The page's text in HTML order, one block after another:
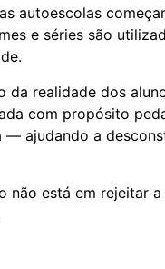
autoescolas
e séries são
da realidade dos
com propósito
ajudando a
está em rejeitar